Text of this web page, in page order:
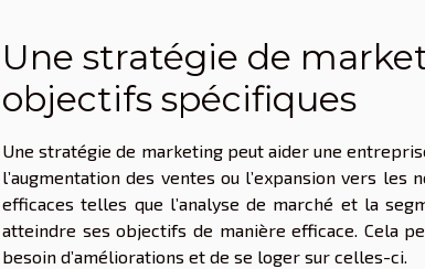
Une stratégie de
objectifs spécifiques
Une stratégie de marketing peut aider une
l’augmentation des ventes ou l’expansion vers les
efficaces telles que l’analyse de marché et la
atteindre ses objectifs de manière efficace. Cela
besoin d’améliorations et de se loger sur celles-ci.